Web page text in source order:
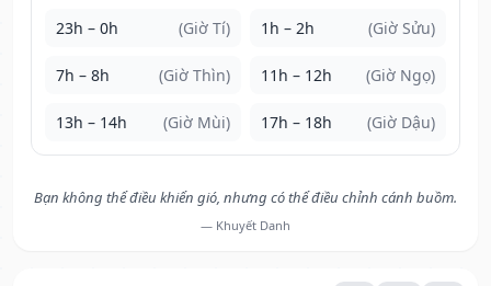
23h – 0h (Giờ Tí) 1h – 2h (Giờ Sửu)
7h – 8h (Giờ Thìn) 11h – 12h (Giờ Ngọ)
13h – 14h (Giờ Mùi) 17h – 18h (Giờ Dậu)
Bạn không thể điều khiển gió, nhưng có thể điều chỉnh cánh buồm.
— Khuyết Danh